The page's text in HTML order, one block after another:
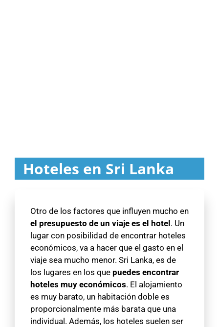
Hoteles en Sri Lanka
Otro de los factores que influyen mucho en
el presupuesto de un viaje es el hotel . Un
lugar con posibilidad de encontrar hoteles
económicos, va a hacer que el gasto en el
viaje sea mucho menor. Sri Lanka, es de
los lugares en los que puedes encontrar
hoteles muy económicos. El alojamiento
es muy barato, un habitación doble es
proporcionalmente más barata que una
individual. Además, los hoteles suelen ser